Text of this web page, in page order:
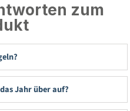
zum
Jahr über auf?